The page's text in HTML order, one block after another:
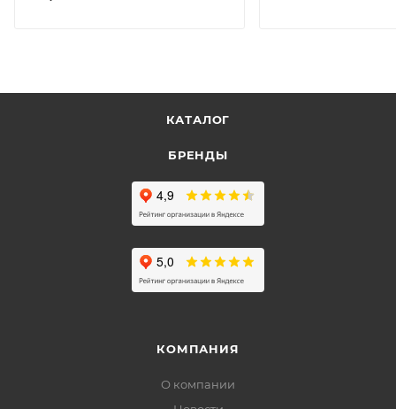
КАТАЛОГ
БРЕНДЫ
КОМПАНИЯ
О компании